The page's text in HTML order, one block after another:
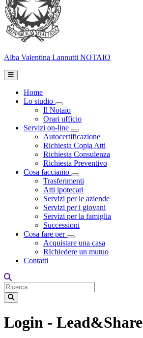
Alba Valentina Lannutti NOTAIO
Home
Lo studio
Toggle Dropdown
Il Notaio
Orari ufficio
Servizi on-line
Toggle Dropdown
Autocertificazione
Richiesta Copia Atti
Richiesta Consulenza
Richiesta Preventivo
Cosa facciamo
Toggle Dropdown
Trasferimenti
Atti ipotecari
Servizi per le aziende
Servizi per i giovani
Servizi per la famiglia
Successioni
Cosa fare per
Toggle Dropdown
Acquistare una casa
RIchiedere un mutuo
Contatti
Login - Lead&Share